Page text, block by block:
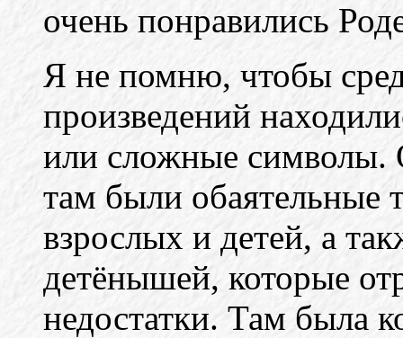
очень понравились
Я не помню, чтобы
произведений
или сложные
там были обаятельные
взрослых и детей, а
детёнышей, которые
недостатки. Там была